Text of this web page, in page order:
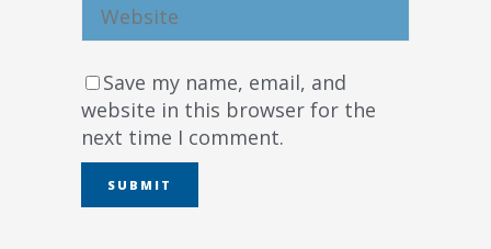
Save my name, email, and
website in this browser for the
next time I comment.